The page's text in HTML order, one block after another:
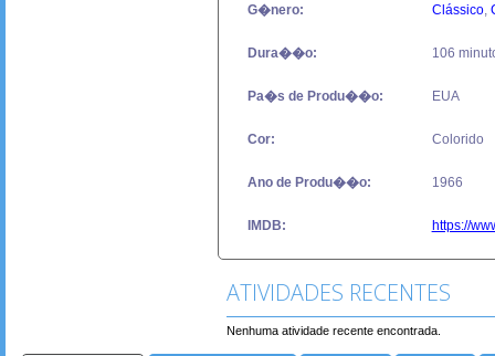
G�nero: Clássico,
Dura��o: 106
Pa�s de Produ��o: EUA
Cor: Colorido
Ano de Produ��o: 1966
IMDB: https://
ATIVIDADES RECENTES
Nenhuma atividade recente encontrada.